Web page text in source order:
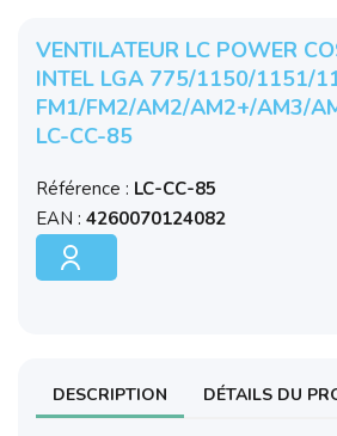
VENTILATEUR LC POWER
INTEL LGA 775/1150/1151/
FM1/FM2/AM2/AM2+/AM3/
LC-CC-85
Référence : LC-CC-85
EAN : 4260070124082
DESCRIPTION DÉTAILS DU